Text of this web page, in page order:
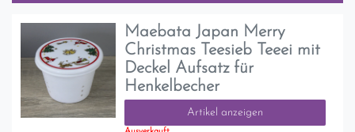
Maebata Japan Merry
Christmas Teesieb Teeei mit
Deckel Aufsatz für
Henkelbecher
Artikel anzeigen